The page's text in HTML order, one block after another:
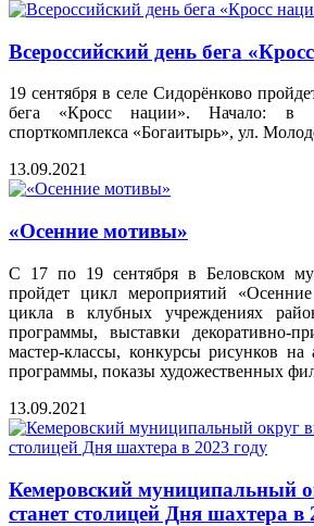
Всероссийский день бега
19 сентября в селе Сидорёнково
бега «Кросс нации». Начало: в
спорткомплекса «Богаитырь», ул.
13.09.2021
«Осенние мотивы»
С 17 по 19 сентября в Беловском
пройдет цикл мероприятий
цикла в клубных учреждениях
программы, выставки декоративно-
мастер-классы, конкурсы рисунков на
программы, показы художественных
13.09.2021
Кемеровский муниципальный
станет столицей Дня шахтера в